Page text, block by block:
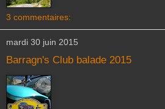
3 commentaires:
mardi 30 juin 2015
Barragn's Club balade 2015